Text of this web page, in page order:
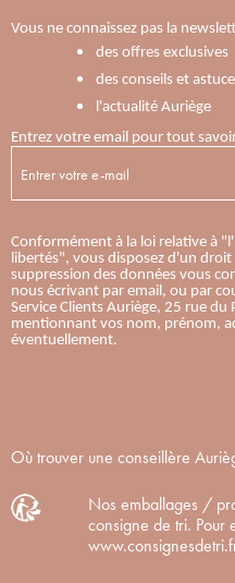
Vous ne connaissez pas la
des offres exclusives
des conseils et
l'actualité Auriège
Entrez votre email pour tout
Conformément à la loi relative à
libertés", vous disposez d'un
suppression des données vous
nous écrivant par email, ou par
Service Clients Auriège, 25 rue du
mentionnant vos nom, prénom,
éventuellement.
Où trouver une conseillère
Nos emballages /
consigne de tri. Pour